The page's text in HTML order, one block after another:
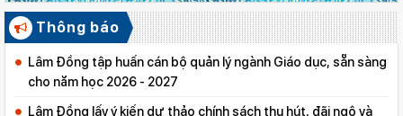
Thông báo
Lâm Đồng tập huấn cán bộ quản lý ngành Giáo dục, sẵn sàng
cho năm học 2026 - 2027
Lâm Đồng lấy ý kiến dự thảo chính sách thu hút, đãi ngộ và